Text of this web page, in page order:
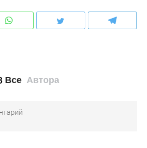
Все Автора